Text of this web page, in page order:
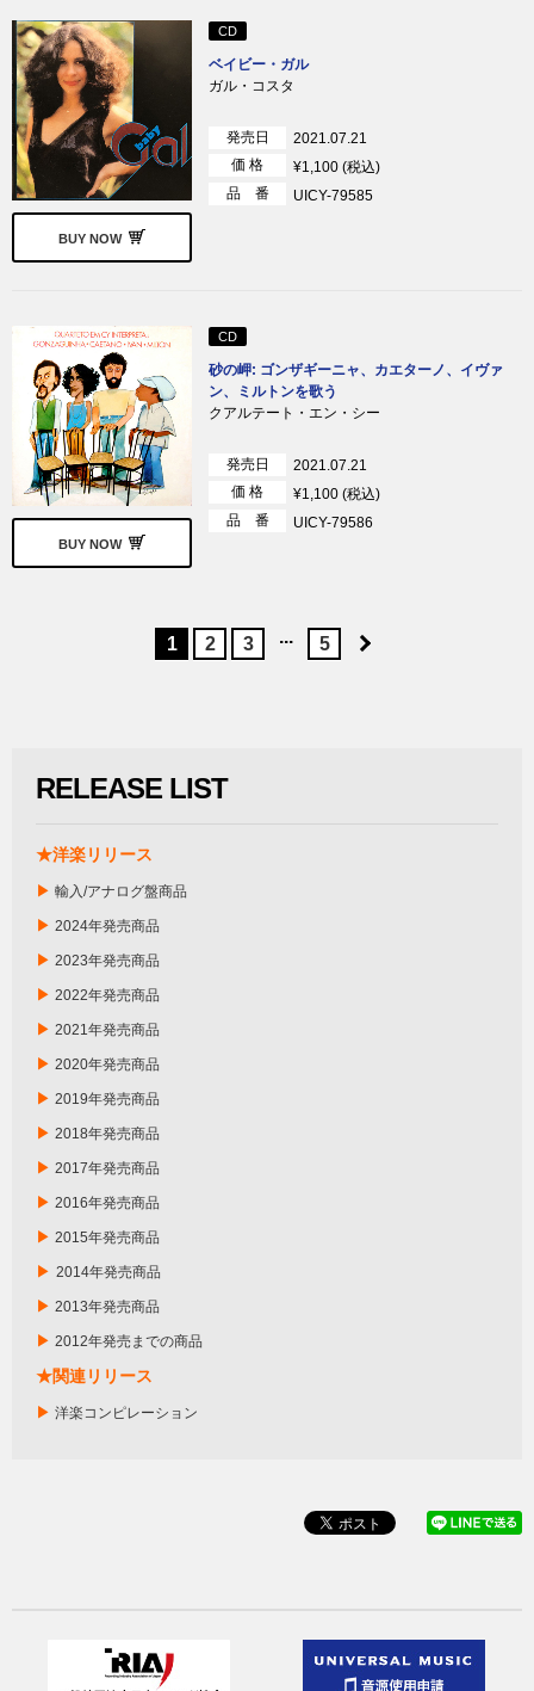
BUY NOW
CD
ベイビー・ガル
ガル・コスタ
発売日
2021.07.21
価 格
¥1,100 (税込)
品 番
UICY-79585
BUY NOW
CD
砂の岬: ゴンザギーニャ、カエターノ、イヴァ
ン、ミルトンを歌う
クアルテート・エン・シー
発売日
2021.07.21
価 格
¥1,100 (税込)
品 番
UICY-79586
1 2 3 ... 5
RELEASE LIST
★洋楽リリース
▶ 輸入/アナログ盤商品
▶ 2024年発売商品
▶ 2023年発売商品
▶ 2022年発売商品
▶ 2021年発売商品
▶ 2020年発売商品
▶ 2019年発売商品
▶ 2018年発売商品
▶ 2017年発売商品
▶ 2016年発売商品
▶ 2015年発売商品
▶ 2014年発売商品
▶ 2013年発売商品
▶ 2012年発売までの商品
★関連リリース
▶ 洋楽コンピレーション